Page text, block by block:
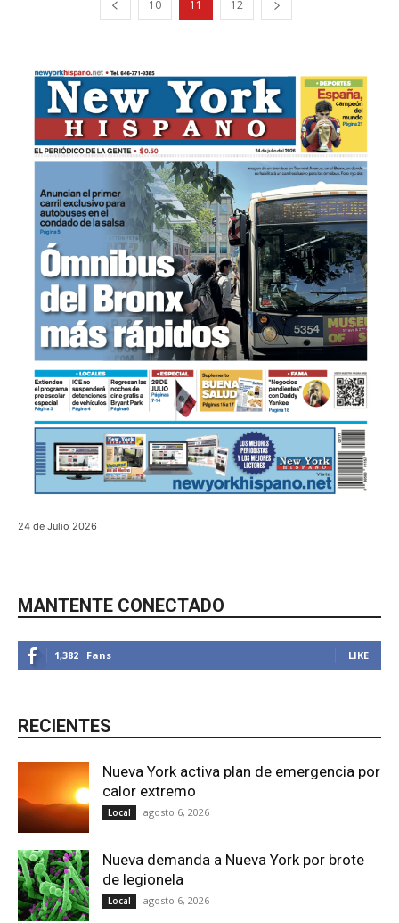
10 11 12
24 de Julio 2026
MANTENTE CONECTADO
1,382 Fans LIKE
RECIENTES
Nueva York activa plan de emergencia por
calor extremo
Local agosto 6, 2026
Nueva demanda a Nueva York por brote
de legionela
Local agosto 6, 2026